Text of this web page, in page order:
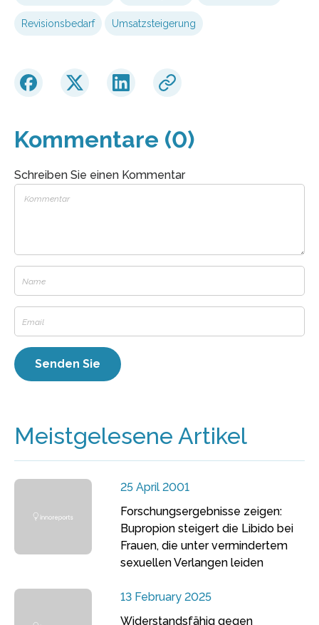
Revisionsbedarf Umsatzsteigerung
Kommentare (0)
Schreiben Sie einen Kommentar
Meistgelesene Artikel
25 April 2001
Forschungsergebnisse zeigen:
Bupropion steigert die Libido bei
Frauen, die unter vermindertem
sexuellen Verlangen leiden
13 February 2025
Widerstandsfähig gegen